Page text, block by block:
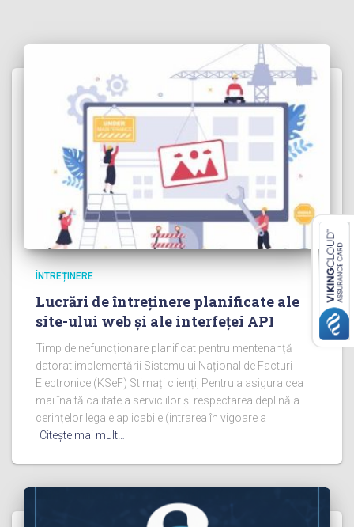
ÎNTREȚINERE
Lucrări de întreținere planificate ale
site-ului web și ale interfeței API
Timp de nefuncționare planificat pentru mentenanță
datorat implementării Sistemului Național de Facturi
Electronice (KSeF) Stimați clienți, Pentru a asigura cea
mai înaltă calitate a serviciilor și respectarea deplină a
cerințelor legale aplicabile (intrarea în vigoare a
Citeşte mai mult…